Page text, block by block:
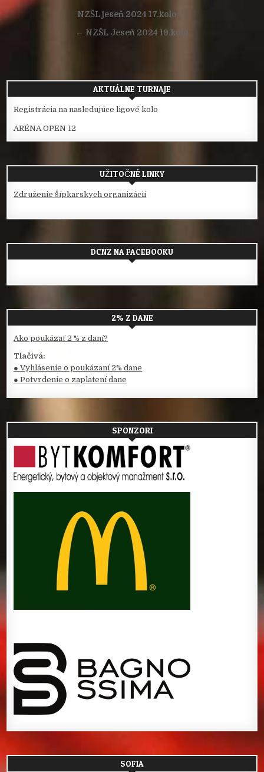
NavigáciaNZŠL jeseň 2024 17.kolo →
← NZŠL Jeseň 2024 19.kolo
AKTUÁLNE TURNAJE
Registrácia na nasledujúce ligové kolo
ARÉNA OPEN 12
UŽITOČNÉ LINKY
Združenie šípkarskych organizácií
DCNZ NA FACEBOOKU
2% Z DANE
Ako poukázať 2 % z daní?
Tlačivá:
● Vyhlásenie o poukázaní 2% dane
● Potvrdenie o zaplatení dane
SPONZORI
SOFIA